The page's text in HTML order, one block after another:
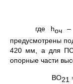
где hоч–
предусмотрены
420 мм, а для ПС
опорные части
ВО21